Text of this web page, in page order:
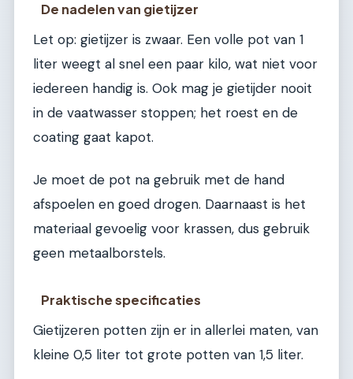
De nadelen van gietijzer
Let op: gietijzer is zwaar. Een volle pot van 1
liter weegt al snel een paar kilo, wat niet voor
iedereen handig is. Ook mag je gietijder nooit
in de vaatwasser stoppen; het roest en de
coating gaat kapot.
Je moet de pot na gebruik met de hand
afspoelen en goed drogen. Daarnaast is het
materiaal gevoelig voor krassen, dus gebruik
geen metaalborstels.
Praktische specificaties
Gietijzeren potten zijn er in allerlei maten, van
kleine 0,5 liter tot grote potten van 1,5 liter.